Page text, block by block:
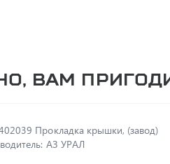
вам
375-2402039 Прокладка крышки, (завод)
АЗ УРАЛ